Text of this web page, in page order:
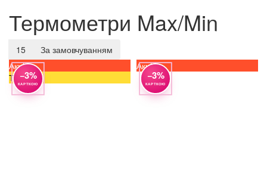
Термометри Max/Min
15
За замовчуванням
Акція
Топ−3%
КАРТКОЮ
Акція
−3%
КАРТКОЮ